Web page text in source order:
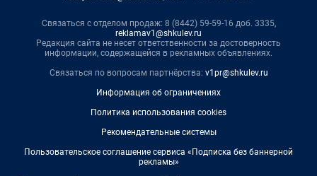
Связаться с отделом продаж: 8 (8442) 59-59-16 доб. 3335,
reklamav1@shkulev.ru
Редакция сайта не несет ответственности за достоверность
информации, содержащейся в рекламных объявлениях.
Связаться по вопросам партнёрства: v1pr@shkulev.ru
Информация об ограничениях
Политика использования cookies
Рекомендательные системы
Пользовательское соглашение сервиса «Подписка без баннерной
рекламы»